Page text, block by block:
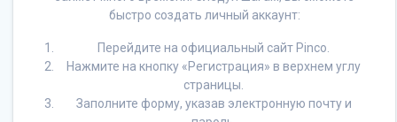
быстро создать личный аккаунт:
Перейдите на официальный сайт Pinco.
Нажмите на кнопку «Регистрация» в верхнем углу
страницы.
Заполните форму, указав электронную почту и